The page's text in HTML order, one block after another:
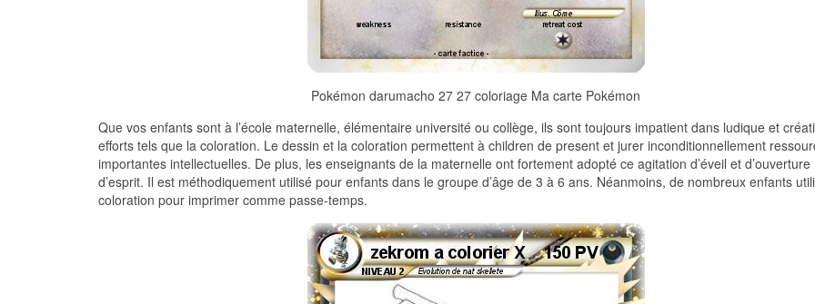
Pokémon darumacho 27 27 coloriage Ma carte Pokémon
Que vos enfants sont à l’école maternelle, élémentaire université ou collège, ils sont toujours impatient dans ludique et
efforts tels que la coloration. Le dessin et la coloration permettent à children de present et jurer inconditionnellement
importantes intellectuelles. De plus, les enseignants de la maternelle ont fortement adopté ce agitation d’éveil et d’ouverture
d’esprit. Il est méthodiquement utilisé pour enfants dans le groupe d’âge de 3 à 6 ans. Néanmoins, de nombreux enfants
coloration pour imprimer comme passe-temps.